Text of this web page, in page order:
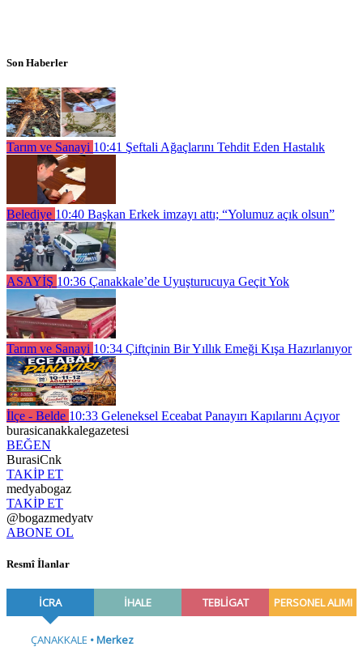
Son Haberler
Tarım ve Sanayi 10:41 Şeftali Ağaçlarını Tehdit Eden Hastalık
Belediye 10:40 Başkan Erkek imzayı attı; “Yolumuz açık olsun”
ASAYİŞ 10:36 Çanakkale’de Uyuşturucuya Geçit Yok
Tarım ve Sanayi 10:34 Çiftçinin Bir Yıllık Emeği Kışa Hazırlanıyor
İlçe - Belde 10:33 Geleneksel Eceabat Panayırı Kapılarını Açıyor
burasicanakkalegazetesi
BEĞEN
BurasiCnk
TAKİP ET
medyabogaz
TAKİP ET
@bogazmedyatv
ABONE OL
Resmî İlanlar